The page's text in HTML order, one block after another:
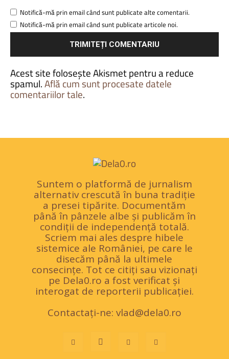
Notifică-mă prin email când sunt publicate alte comentarii.
Notifică-mă prin email când sunt publicate articole noi.
Acest site folosește Akismet pentru a reduce
spamul.Află cum sunt procesate datele
comentariilor tale.
Suntem o platformă de jurnalism
alternativ crescută în buna tradiție
a presei tipărite. Documentăm
până în pânzele albe și publicăm în
condiții de independență totală.
Scriem mai ales despre hibele
sistemice ale României, pe care le
disecăm până la ultimele
consecințe. Tot ce citiți sau vizionați
pe Dela0.ro a fost verificat și
interogat de reporterii publicației.
Contactați-ne: vlad@dela0.ro